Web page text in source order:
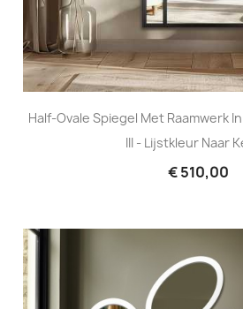
Half-Ovale Spiegel Met Raamwerk
III - Lijstkleur Naar
€ 510,00